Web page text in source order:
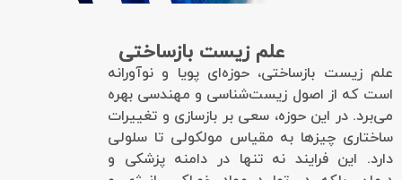
علم زیست بازساختی
علم زیست بازساختی، حوزه‌ای پویا و نوآورانه
است که از اصول زیست‌شناسی و مهندسی بهره
می‌برد. در این حوزه، سعی بر بازسازی و تغییرات
ساختاری چیزها به مقیاس مولکولی تا سلولی
دارد. این فرایند نه تنها در دامنه پزشکی و